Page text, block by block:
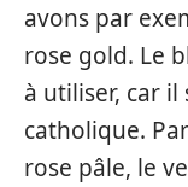
avons par
rose gold. Le
à utiliser, car il
catholique.
rose pâle, le